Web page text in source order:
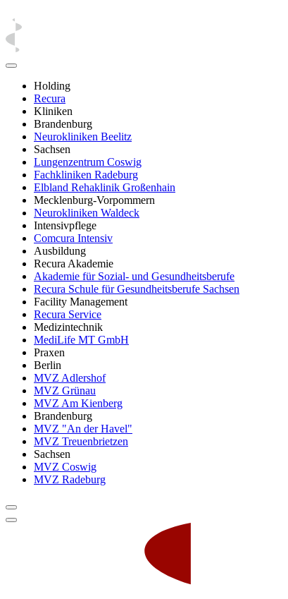
Holding
Recura
Kliniken
Brandenburg
Neurokliniken Beelitz
Sachsen
Lungenzentrum Coswig
Fachkliniken Radeburg
Elbland Rehaklinik Großenhain
Mecklenburg-Vorpommern
Neurokliniken Waldeck
Intensivpflege
Comcura Intensiv
Ausbildung
Recura Akademie
Akademie für Sozial- und Gesundheitsberufe
Recura Schule für Gesundheitsberufe Sachsen
Facility Management
Recura Service
Medizintechnik
MediLife MT GmbH
Praxen
Berlin
MVZ Adlershof
MVZ Grünau
MVZ Am Kienberg
Brandenburg
MVZ "An der Havel"
MVZ Treuenbrietzen
Sachsen
MVZ Coswig
MVZ Radeburg